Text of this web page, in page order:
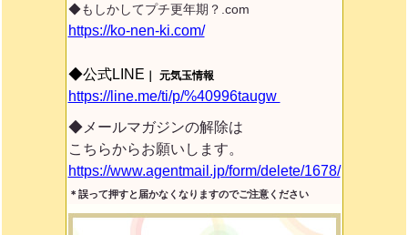
◆もしかしてプチ更年期？.com
https://ko-nen-ki.com/
◆公式LINE ｜ 元気玉情報
https://line.me/ti/p/%40996taugw
◆メールマガジンの解除は
こちらからお願いします。
https://www.agentmail.jp/form/delete/1678/
＊誤って押すと届かなくなりますのでご注意ください